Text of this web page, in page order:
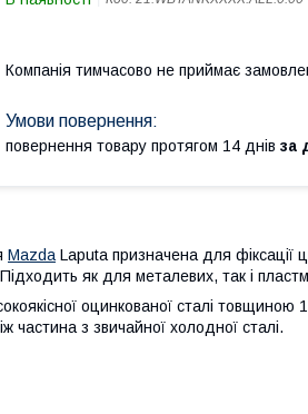
Компанія тимчасово не приймає
повернення товару протягом 14 днів за
MazdaLaputa призначена для фіксації
як для металевих, так і
оцинкованої сталі
частина з звичайної холодної сталі.